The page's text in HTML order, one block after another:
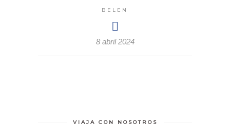
BELEN
8 abril 2024
VIAJA CON NOSOTROS